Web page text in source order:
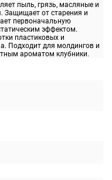
пыль, грязь, масляные и
Защищает от старения и
первоначальную
эффектом.
пластиковых и
Подходит для молдингов и
ароматом клубники.